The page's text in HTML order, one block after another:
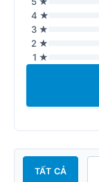
4 ★
3 ★
2 ★
1 ★
TẤT CẢ